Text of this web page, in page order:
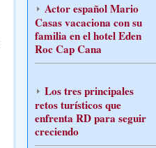
Actor español Mario
Casas vacaciona con su
familia en el hotel Eden
Roc Cap Cana
Los tres principales
retos turísticos que
enfrenta RD para seguir
creciendo